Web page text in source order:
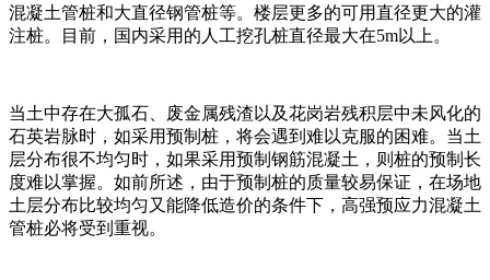
混凝土管桩和大直径钢管桩等。楼层更多的可用直径更大的灌
注桩。目前，国内采用的人工挖孔桩直径最大在5m以上。
当土中存在大孤石、废金属残渣以及花岗岩残积层中未风化的
石英岩脉时，如采用预制桩，将会遇到难以克服的困难。当土
层分布很不均匀时，如果采用预制钢筋混凝土，则桩的预制长
度难以掌握。如前所述，由于预制桩的质量较易保证，在场地
土层分布比较均匀又能降低造价的条件下，高强预应力混凝土
管桩必将受到重视。